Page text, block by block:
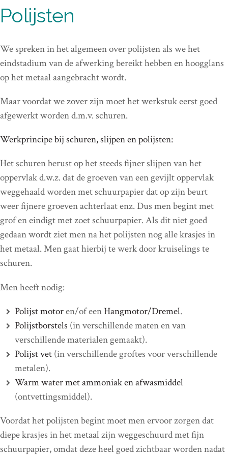
Polijsten
We spreken in het algemeen over polijsten als we het
eindstadium van de afwerking bereikt hebben en hoogglans
op het metaal aangebracht wordt.
Maar voordat we zover zijn moet het werkstuk eerst goed
afgewerkt worden d.m.v. schuren.
Werkprincipe bij schuren, slijpen en polijsten:
Het schuren berust op het steeds fijner slijpen van het
oppervlak d.w.z. dat de groeven van een gevijlt oppervlak
weggehaald worden met schuurpapier dat op zijn beurt
weer fijnere groeven achterlaat enz. Dus men begint met
grof en eindigt met zoet schuurpapier. Als dit niet goed
gedaan wordt ziet men na het polijsten nog alle krasjes in
het metaal. Men gaat hierbij te werk door kruiselings te
schuren.
Men heeft nodig:
Polijst motoren/of eenHangmotor/Dremel.
Polijstborstels (in verschillende maten en van
verschillende materialen gemaakt).
Polijst vet(in verschillende groftes voor verschillende
metalen).
Warm water met ammoniak en afwasmiddel
(ontvettingsmiddel).
Voordat het polijsten begint moet men ervoor zorgen dat
diepe krasjes in het metaal zijn weggeschuurd met fijn
schuurpapier, omdat deze heel goed zichtbaar worden nadat